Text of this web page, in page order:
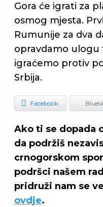
Gora će igrati za
osmog mjesta.
Rumunije za dva
opravdamo ulogu
igraćemo protiv
Srbija.
Facebook
Ako ti se dopada
da podržiš
crnogorskom
podršci našem
pridruži nam se
ovdje.